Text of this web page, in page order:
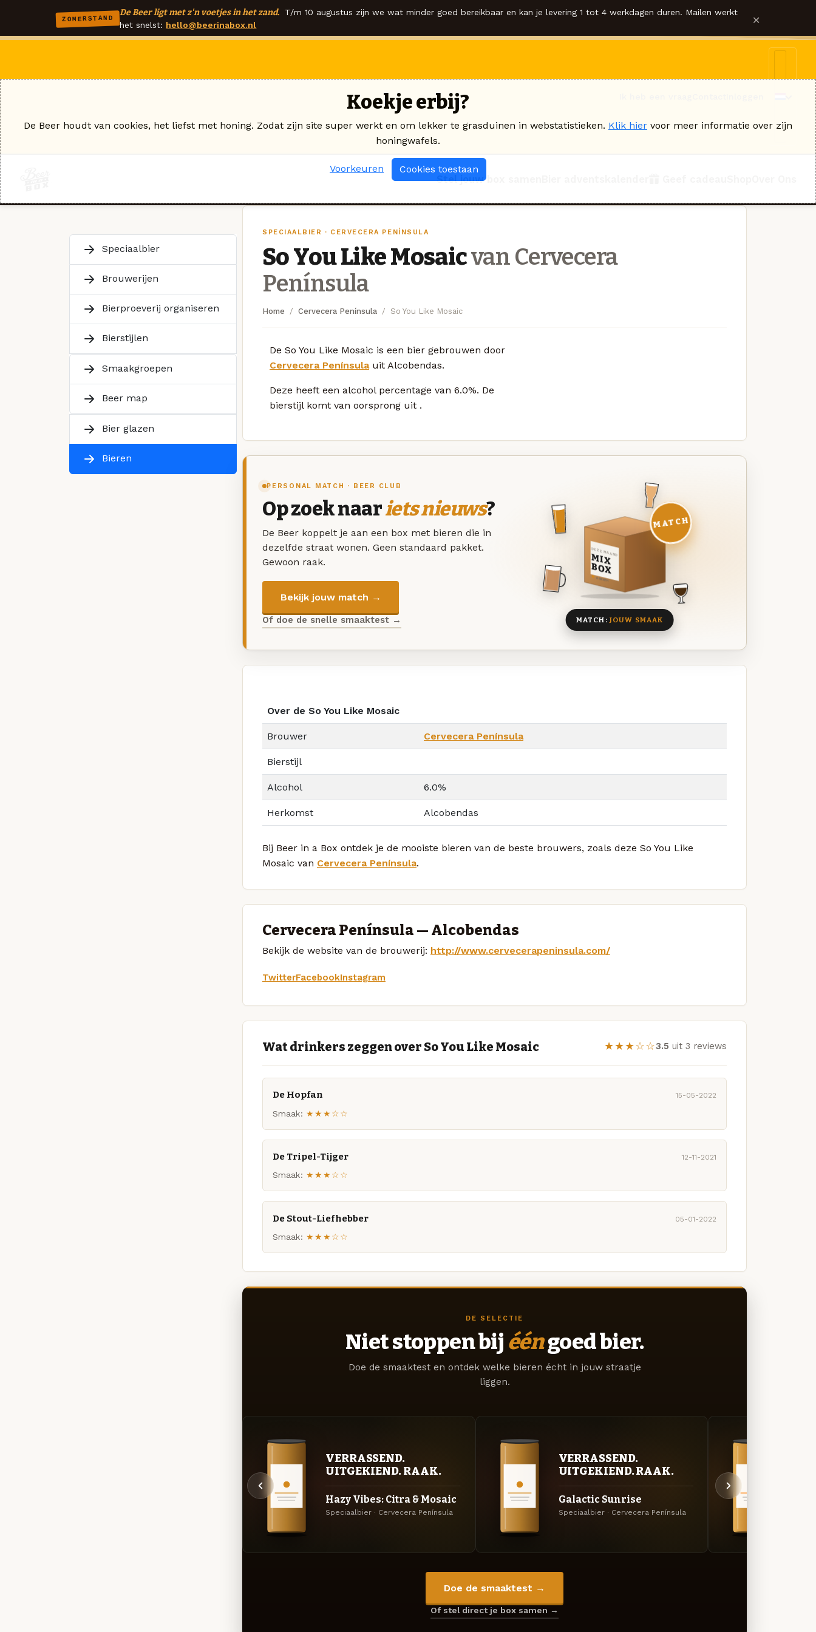
ZOMERSTAND
De Beer ligt met z'n voetjes in het zand.
T/m 10 augustus zijn we wat minder goed bereikbaar en kan je levering 1 tot 4 werkdagen duren. Mailen werkt
het snelst: hello@beerinabox.nl ×
Stel jouw box samen
Speciaalbier
Brouwerijen
Bierproeverij organiseren
Bierstijlen
Smaakgroepen
Beer map
Bier glazen
Bieren
SPECIAALBIER · CERVECERA PENÍNSULA
So You Like Mosaicvan Cervecera
Península
Home Cervecera Península So You Like Mosaic
De So You Like Mosaic is een bier gebrouwen door
Cervecera Penínsulauit Alcobendas.
Deze heeft een alcohol percentage van 6.0%. De
bierstijl komt van oorsprong uit .
PERSONAL MATCH · BEER CLUB
Op zoek naariets nieuws?
De Beer koppelt je aan een box met bieren die in
dezelfde straat wonen. Geen standaard pakket.
Gewoon raak.
Bekijk jouw match →
Of doe de snelle smaaktest →
DEZE MAAND
MIX
BOX
8 BIEREN
MATCH
MATCH: JOUW SMAAK
Over de So You Like Mosaic
Brouwer Cervecera Península
Bierstijl
Alcohol 6.0%
Herkomst Alcobendas
Bij Beer in a Box ontdek je de mooiste bieren van de beste brouwers, zoals deze So You Like
Mosaic van Cervecera Península.
Cervecera Península — Alcobendas
Bekijk de website van de brouwerij: http://www.cervecerapeninsula.com/
TwitterFacebookInstagram
Wat drinkers zeggen over So You Like Mosaic ★★★☆☆3.5 uit 3 reviews
De Hopfan 15-05-2022
Smaak: ★★★☆☆
De Tripel-Tijger 12-11-2021
Smaak: ★★★☆☆
De Stout-Liefhebber 05-01-2022
Smaak: ★★★☆☆
DE SELECTIE
Niet stoppen bij ééngoed bier.
Doe de smaaktest en ontdek welke bieren écht in jouw straatje
liggen.
VERRASSEND.
UITGEKIEND. RAAK.
Hazy Vibes: Citra & Mosaic
Speciaalbier · Cervecera Península
VERRASSEND.
UITGEKIEND. RAAK.
Galactic Sunrise
Speciaalbier · Cervecera Península
Doe de smaaktest →
Of stel direct je box samen →
Koekje erbij?
De Beer houdt van cookies, het liefst met honing. Zodat zijn site super werkt en om lekker te grasduinen in webstatistieken. Klik hier voor meer informatie over zijn
honingwafels.
Voorkeuren Cookies toestaan